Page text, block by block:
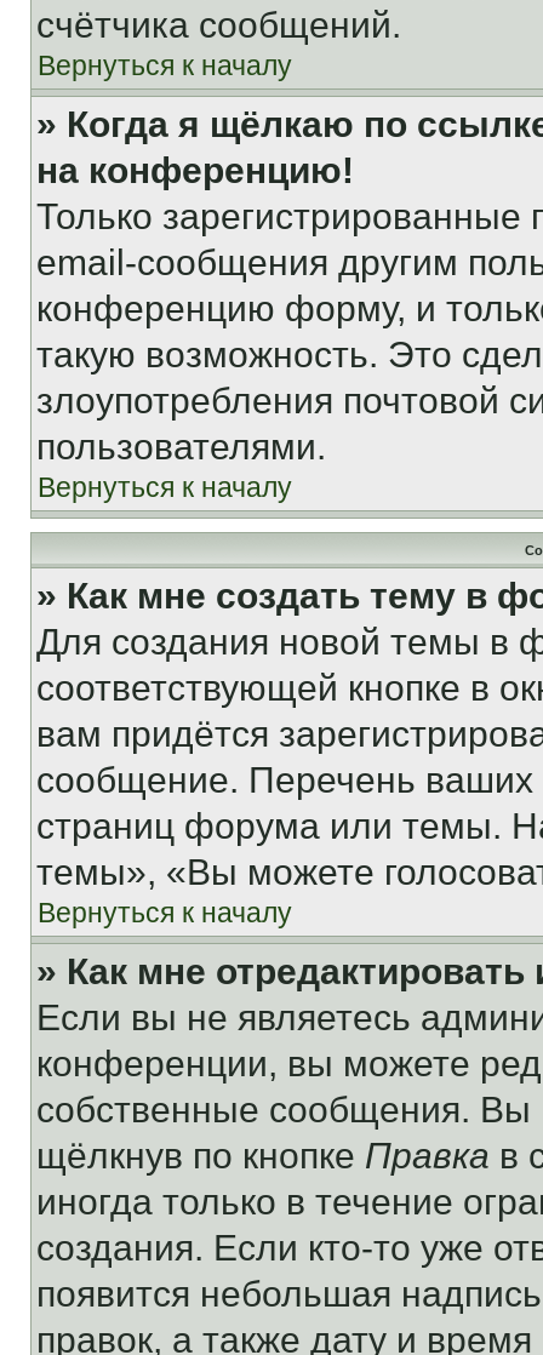
счётчика сообщений.
Вернуться к началу
» Когда я щёлкаю по
на конференцию!
Только зарегистрированные
email-сообщения другим
конференцию форму, и
такую возможность. Это
злоупотребления почтовой
пользователями.
Вернуться к началу
» Как мне создать тему в
Для создания новой темы в
соответствующей кнопке в
вам придётся
сообщение. Перечень ваших
страниц форума или темы.
темы», «Вы можете
Вернуться к началу
» Как мне
Если вы не являетесь
конференции, вы можете
собственные сообщения. Вы
щёлкнув по кнопке Правка в
иногда только в течение
создания. Если кто-то уже
появится небольшая
правок, а также дату и